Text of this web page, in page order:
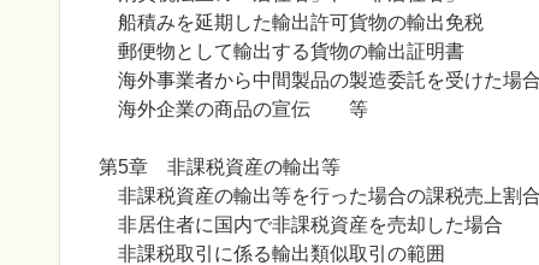
船積みを延期した輸出許可貨物の輸出免税
郵便物として輸出する貨物の輸出証明書
海外事業者から中間製品の製造委託を受けた場合
海外企業の商品の宣伝 等
第5章 非課税資産の輸出等
非課税資産の輸出等を行った場合の課税売上割合
非居住者に国内で非課税資産を売却した場合
非課税取引に係る輸出類似取引の範囲